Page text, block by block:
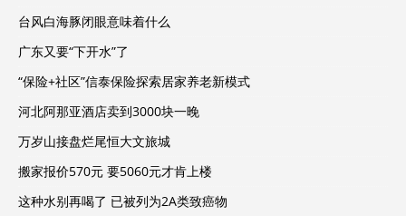
台风白海豚闭眼意味着什么
广东又要“下开水”了
“保险+社区”信泰保险探索居家养老新模式
河北阿那亚酒店卖到3000块一晚
万岁山接盘烂尾恒大文旅城
搬家报价570元 要5060元才肯上楼
这种水别再喝了 已被列为2A类致癌物